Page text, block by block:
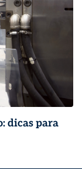
dicas para